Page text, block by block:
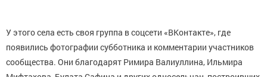
У этого села есть своя группа в соцсети «ВКонтакте», где
появились фотографии субботника и комментарии участников
сообщества. Они благодарят Римира Валиуллина, Ильмира